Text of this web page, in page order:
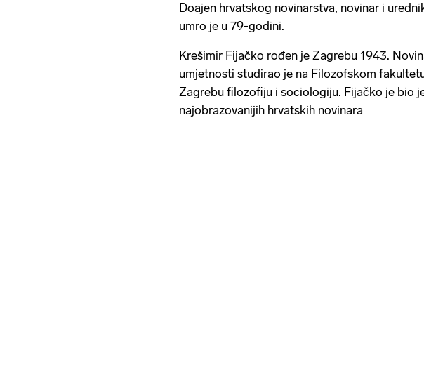
Doajen hrvatskog novinarstva, novinar i
umro je u 79-godini.
Krešimir Fijačko rođen je Zagrebu 1943.
umjetnosti studirao je na Filozofskom
Zagrebu filozofiju i sociologiju. Fijačko je bio
najobrazovanijih hrvatskih novinara